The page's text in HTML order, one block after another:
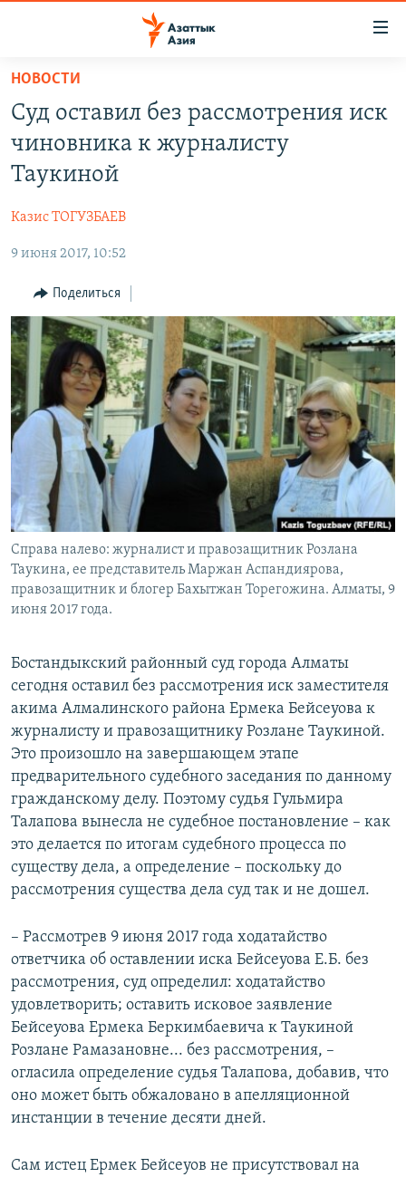
Вернуться
основному
содержанию
Вернутся
главной
Вернутся
поиску
ЦЕНТРАЛЬНАЯ АЗИЯ
НОВОСТИ
ВОЙНА В УКРАИНЕ
КЫРГЫЗЧА
ЎЗБЕКЧА
ТОҶИКӢ
TÜRKMENÇE
Все сайты РСЕ/РС
НОВОСТИ
Суд оставил без рассмотрения иск
чиновника к журналисту
Таукиной
Казис ТОГУЗБАЕВ
9 июня 2017, 10:52
Поделиться
Справа налево: журналист и правозащитник Розлана
Таукина, ее представитель Маржан Аспандиярова,
правозащитник и блогер Бахытжан Торегожина. Алматы, 9
июня 2017 года.
Бостандыкский районный суд города Алматы
сегодня оставил без рассмотрения иск заместителя
акима Алмалинского района Ермека Бейсеуова к
журналисту и правозащитнику Розлане Таукиной.
Это произошло на завершающем этапе
предварительного судебного заседания по данному
гражданскому делу. Поэтому судья Гульмира
Талапова вынесла не судебное постановление – как
это делается по итогам судебного процесса по
существу дела, а определение – поскольку до
рассмотрения существа дела суд так и не дошел.
– Рассмотрев 9 июня 2017 года ходатайство
ответчика об оставлении иска Бейсеуова Е.Б. без
рассмотрения, суд определил: ходатайство
удовлетворить; оставить исковое заявление
Бейсеуова Ермека Беркимбаевича к Таукиной
Розлане Рамазановне... без рассмотрения, –
огласила определение судья Талапова, добавив, что
оно может быть обжаловано в апелляционной
инстанции в течение десяти дней.
Сам истец Ермек Бейсеуов не присутствовал на